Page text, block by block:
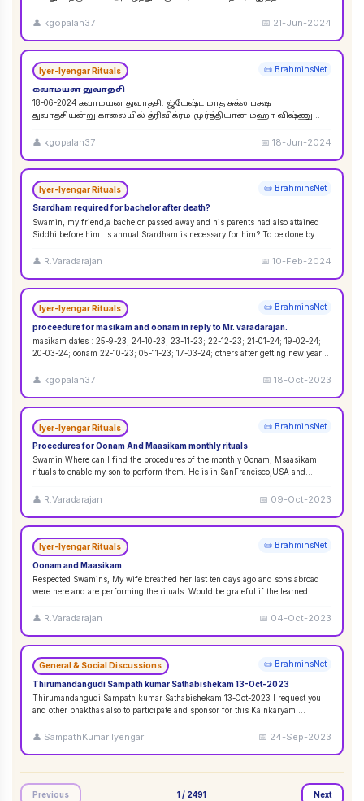
👤 kgopalan37 📅 21-Jun-2024
Iyer-Iyengar Rituals 📜 BrahminsNet
கவாமயன துவாதசி
18-06-2024 கவாமயன துவாதசி. ஜ்யேஷ்ட மாத சுக்ல பக்ஷ
துவாதசியன்று காலையில் த்ரிவிக்ரம மூர்த்தியான மஹா விஷ்ணு
👤 kgopalan37 📅18-Jun-2024
Iyer-Iyengar Rituals 📜 BrahminsNet
Srardham required for bachelor after death?
Swamin, my friend,a bachelor passed away and his parents had also attained
Siddhi before him. Is annual Srardham is necessary for him? To be done by
👤 R.Varadarajan 📅10-Feb-2024
Iyer-Iyengar Rituals 📜 BrahminsNet
proceedure for masikam and oonam in reply to Mr. varadarajan.
masikam dates : 25-9-23; 24-10-23; 23-11-23; 22-12-23; 21-01-24; 19-02-24;
20-03-24; oonam 22-10-23; 05-11-23; 17-03-24; others after getting new year...
👤 kgopalan37 📅18-Oct-2023
Iyer-Iyengar Rituals 📜 BrahminsNet
Procedures for Oonam And Maasikam monthly rituals
Swamin Where can I find the procedures of the monthly Oonam, Msaasikam
rituals to enable my son to perform them. He is in SanFrancisco,USA and
👤 R.Varadarajan 📅 09-Oct-2023
Iyer-Iyengar Rituals 📜 BrahminsNet
Oonam and Maasikam
Respected Swamins, ​​​​​​My wife breathed her last ten days ago and sons abroad
were here and are performing the rituals. Would be grateful if the learned
👤 R.Varadarajan 📅 04-Oct-2023
General & Social Discussions 📜 BrahminsNet
Thirumandangudi Sampath kumar Sathabishekam 13-Oct-2023
Thirumandangudi Sampath kumar Sathabishekam 13-Oct-2023 I request you
and other bhakthas also to participate and sponsor for this Kainkaryam.
👤 SampathKumar Iyengar 📅 24-Sep-2023
Previous 1 / 2491 Next